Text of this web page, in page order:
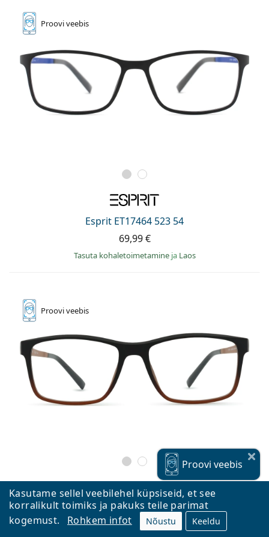
Kasutame sellel veebilehel küpsiseid, et see
korralikult toimiks ja pakuks teile parimat
kogemust.
Rohkem infot Nõustu Keeldu
Prooviveebis
Esprit ET17464 523 54
69,99 €
Tasuta kohaletoimetamine ja Laos
Prooviveebis
Esprit ET17524 535 56
139,99 €
Proovi veebis